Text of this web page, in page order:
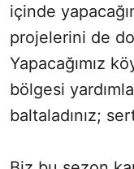
içinde
projelerini de
Yapacağımız
bölgesi
baltaladınız;